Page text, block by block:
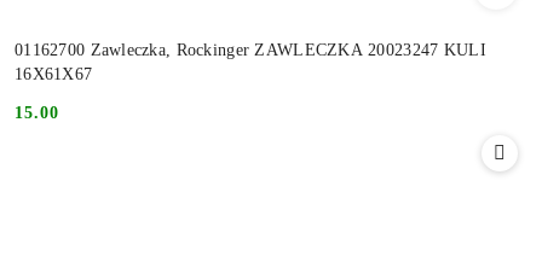
01162700 Zawleczka, Rockinger ZAWLECZKA 20023247 KULI
16X61X67
Cena:
15.00